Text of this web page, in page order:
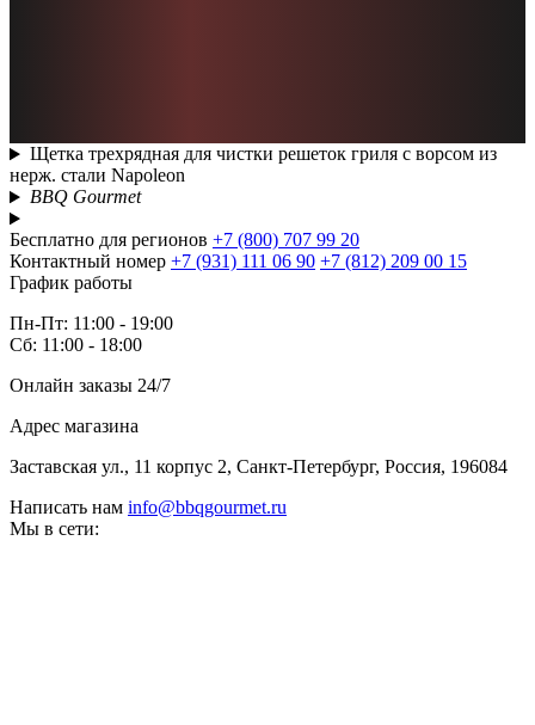
Щетка трехрядная для чистки решеток гриля с ворсом из
нерж. стали Napoleon
BBQ Gourmet
Бесплатно для регионов +7 (800) 707 99 20
Контактный номер +7 (931) 111 06 90 +7 (812) 209 00 15
График работы
Пн-Пт: 11:00 - 19:00
Сб: 11:00 - 18:00
Онлайн заказы 24/7
Адрес магазина
Заставская ул., 11 корпус 2, Санкт-Петербург, Россия, 196084
Написать нам info@bbqgourmet.ru
Мы в сети: